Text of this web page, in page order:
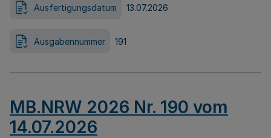
Ausfertigungsdatum 13.07.2026
Ausgabennummer 191
MB.NRW 2026 Nr. 190 vom
14.07.2026